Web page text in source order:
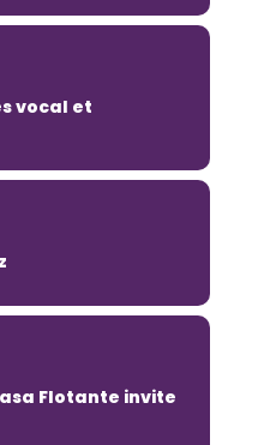
vocal et
Flotante invite